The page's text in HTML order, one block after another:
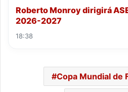
Roberto Monroy dirigirá
2026-2027
18:38
Copa Mundial de